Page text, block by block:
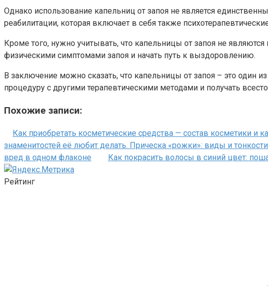
Однако использование капельниц от запоя не является
реабилитации, которая включает в себя также
Кроме того, нужно учитывать, что капельницы от запоя не
физическими симптомами запоя и начать путь к выздоровлению.
В заключение можно сказать, что капельницы от запоя – это один
процедуру с другими терапевтическими методами и получать
Похожие записи:
Как приобретать косметические средства — состав косметики и
знаменитостей её любит делать. Прическа «рожки»: виды и
вред в одном флаконе
Как покрасить волосы в синий цвет:
Рейтинг